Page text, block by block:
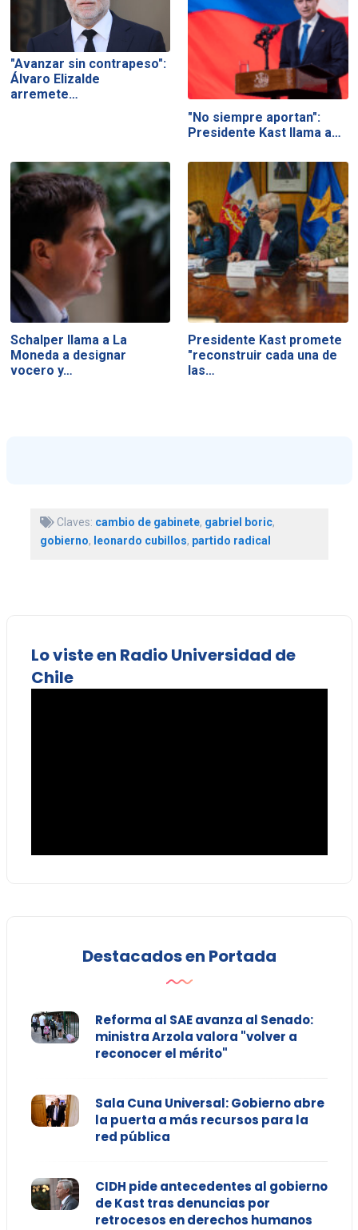
"Avanzar sin contrapeso":
Álvaro Elizalde
arremete…
"No siempre aportan":
Presidente Kast llama a…
Schalper llama a La
Moneda a designar
vocero y…
Presidente Kast promete
"reconstruir cada una de
las…
Claves: cambio de gabinete, gabriel boric,
gobierno, leonardo cubillos, partido radical
Lo viste en Radio Universidad de
Chile
Destacados en Portada
Reforma al SAE avanza al Senado:
ministra Arzola valora "volver a
reconocer el mérito"
Sala Cuna Universal: Gobierno abre
la puerta a más recursos para la
red pública
CIDH pide antecedentes al gobierno
de Kast tras denuncias por
retrocesos en derechos humanos